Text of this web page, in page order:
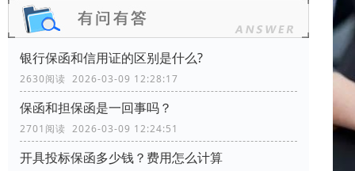
银行保函和信用证的区别是什么?
2630阅读 2026-03-09 12:28:17
保函和担保函是一回事吗？
2701阅读 2026-03-09 12:24:51
开具投标保函多少钱？费用怎么计算